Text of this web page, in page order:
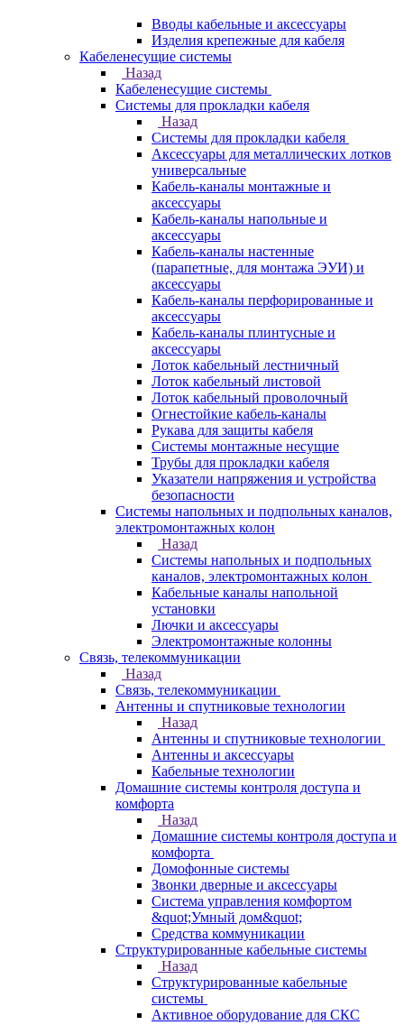
Вводы кабельные и аксессуары
Изделия крепежные для кабеля
Кабеленесущие системы
Назад
Кабеленесущие системы
Системы для прокладки кабеля
Назад
Системы для прокладки кабеля
Аксессуары для металлических лотков
универсальные
Кабель-каналы монтажные и
аксессуары
Кабель-каналы напольные и
аксессуары
Кабель-каналы настенные
(парапетные, для монтажа ЭУИ) и
аксессуары
Кабель-каналы перфорированные и
аксессуары
Кабель-каналы плинтусные и
аксессуары
Лоток кабельный лестничный
Лоток кабельный листовой
Лоток кабельный проволочный
Огнестойкие кабель-каналы
Рукава для защиты кабеля
Системы монтажные несущие
Трубы для прокладки кабеля
Указатели напряжения и устройства
безопасности
Системы напольных и подпольных каналов,
электромонтажных колон
Назад
Системы напольных и подпольных
каналов, электромонтажных колон
Кабельные каналы напольной
установки
Лючки и аксессуары
Электромонтажные колонны
Связь, телекоммуникации
Назад
Связь, телекоммуникации
Антенны и спутниковые технологии
Назад
Антенны и спутниковые технологии
Антенны и аксессуары
Кабельные технологии
Домашние системы контроля доступа и
комфорта
Назад
Домашние системы контроля доступа и
комфорта
Домофонные системы
Звонки дверные и аксессуары
Система управления комфортом
&quot;Умный дом&quot;
Средства коммуникации
Структурированные кабельные системы
Назад
Структурированные кабельные
системы
Активное оборудование для СКС